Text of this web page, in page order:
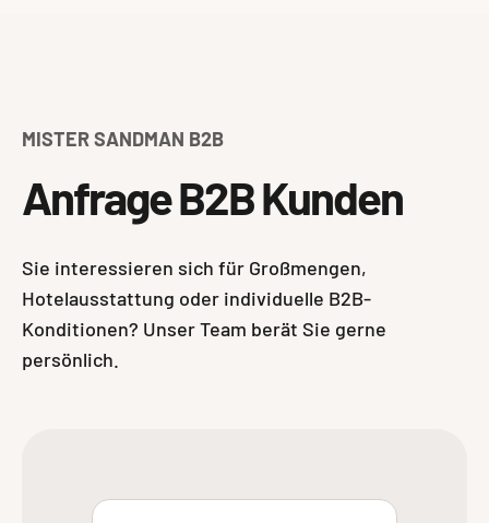
MISTER SANDMAN B2B
Anfrage B2B Kunden
Sie interessieren sich für Großmengen,
Hotelausstattung oder individuelle B2B-
Konditionen? Unser Team berät Sie gerne
persönlich.